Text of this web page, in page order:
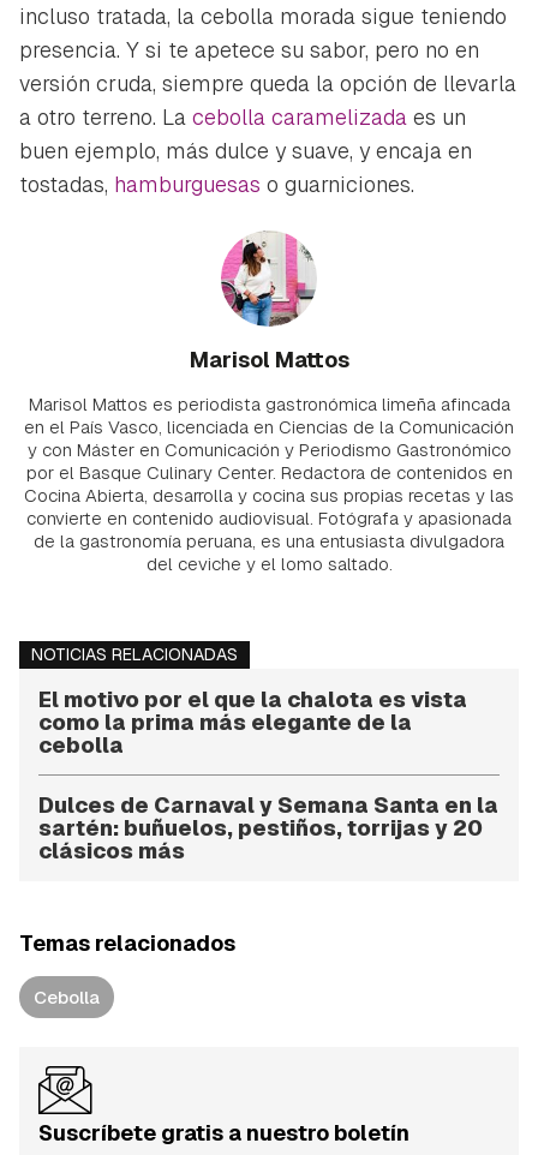
incluso tratada, la cebolla morada sigue teniendo
presencia. Y si te apetece su sabor, pero no en
versión cruda, siempre queda la opción de llevarla
a otro terreno. La cebolla caramelizada es un
buen ejemplo, más dulce y suave, y encaja en
tostadas, hamburguesas o guarniciones.
Marisol Mattos
Marisol Mattos es periodista gastronómica limeña afincada
en el País Vasco, licenciada en Ciencias de la Comunicación
y con Máster en Comunicación y Periodismo Gastronómico
por el Basque Culinary Center. Redactora de contenidos en
Cocina Abierta, desarrolla y cocina sus propias recetas y las
convierte en contenido audiovisual. Fotógrafa y apasionada
de la gastronomía peruana, es una entusiasta divulgadora
del ceviche y el lomo saltado.
NOTICIAS RELACIONADAS
El motivo por el que la chalota es vista
como la prima más elegante de la
cebolla
Dulces de Carnaval y Semana Santa en la
sartén: buñuelos, pestiños, torrijas y 20
clásicos más
Temas relacionados
Cebolla
Suscríbete gratis a nuestro boletín